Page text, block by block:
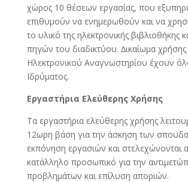
χώρος 10 θέσεων εργασίας, που
επιθυµούν να ενηµερωθούν και να
το υλικό της ηλεκτρονικής βιβλιοθήκης
πηγών του διαδικτύου. ∆ικαίωµα
Ηλεκτρονικού Αναγνωστηρίου έχουν
Ιδρύµατος.
Εργαστήρια Ελεύθερης Χρήσης
Τα εργαστήρια ελεύθερης χρήσης
12ωρη βάση για την άσκηση των
εκπόνηση εργασιών και στελεχώνονται
κατάλληλο προσωπικό για την
προβληµάτων και επίλυση αποριών.